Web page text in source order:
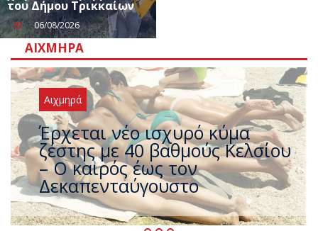
του Δήμου Τρικκαίων
06/08/2026
ΑΙΧΜΗΡΆ
Αιχμηρά
Άφαντος ο Τσίπρας… την ώρα
που η χώρα καίγεται